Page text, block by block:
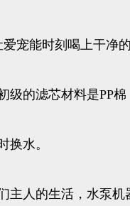
宠能时刻喝上干净
级的滤芯材料是PP
换水。
主人的生活，水泵